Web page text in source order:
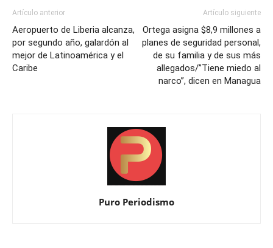
Artículo anterior
Aeropuerto de Liberia alcanza,
por segundo año, galardón al
mejor de Latinoamérica y el
Caribe
Artículo siguiente
Ortega asigna $8,9 millones a
planes de seguridad personal,
de su familia y de sus más
allegados/”Tiene miedo al
narco”, dicen en Managua
Puro Periodismo